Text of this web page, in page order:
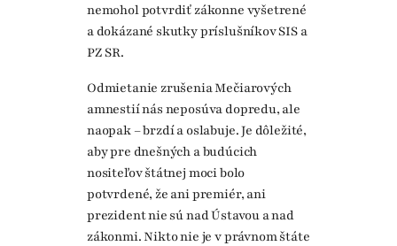
nemohol potvrdiť zákonne vyšetrené
a dokázané skutky príslušníkov SIS a
PZ SR.
Odmietanie zrušenia Mečiarových
amnestií nás neposúva dopredu, ale
naopak – brzdí a oslabuje. Je dôležité,
aby pre dnešných a budúcich
nositeľov štátnej moci bolo
potvrdené, že ani premiér, ani
prezident nie sú nad Ústavou a nad
zákonmi. Nikto nie je v právnom štáte